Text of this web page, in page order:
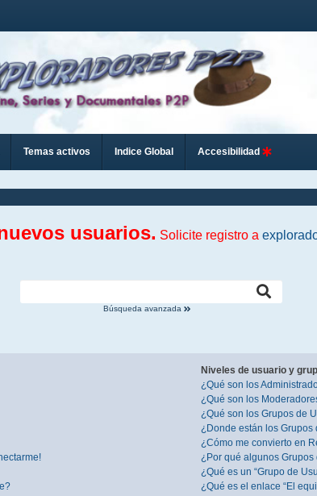
Temas activos Indice Global Accesibilidad
usuarios. Solicite registro a
Búsqueda avanzada
Niveles de usuario y
¿Qué son los
¿Qué son los
¿Qué son los Grupos de
¿Donde están los
¿Cómo me convierto en
¿Por qué algunos
¿Qué es un “Grupo de
¿Qué es el enlace “El